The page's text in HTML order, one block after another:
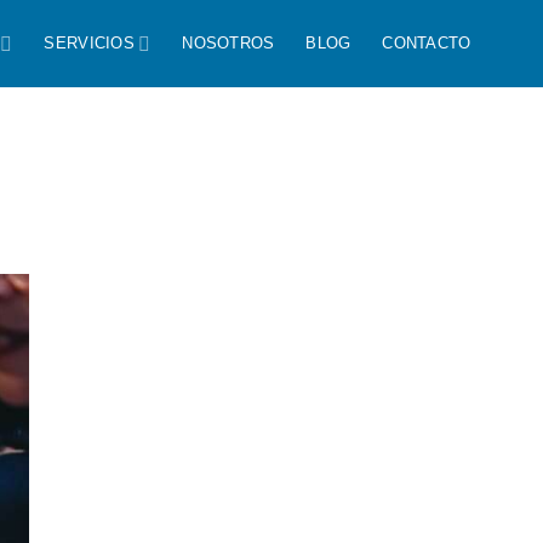
SERVICIOS NOSOTROS BLOG CONTACTO